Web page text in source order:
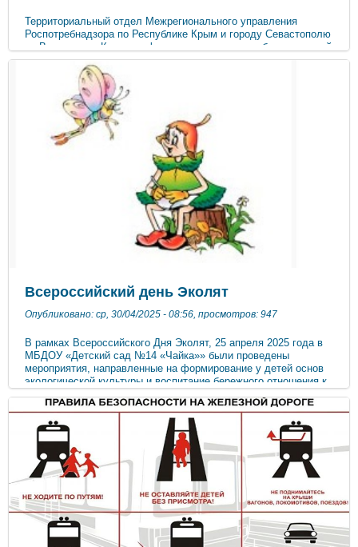
Территориальный отдел Межрегионального управления
Роспотребнадзора по Республике Крым и городу Севастополю
по Восточному Крыму информирует о начале работы «горячей
линии» по профилактике клещевого энцефалита и инфекций,
передающихся клещами. Тематическое консультирование на
такие вопросы как: что делать и куда обращаться если
произошло присасывание клеща; куда обращаться в случае
положительного результат на энцефалит при исследовании
клеща; какие основные признаки болезни; где и как можно
сделать прививку от клещевого вирусного энцефалита; будет
проводиться специалистами территориального отдела
Межрегионального управления Роспотребнадзора по
Республике Крым и городу Севастополю по Восточному
Крыму по телефону +7 (978) 919-11-40 Период работы
«горячей линии» с 28 апреля по 11 мая 2025 с 09:00 до 17:00
(обеденный перерыв с 13.00-13.45)
Всероссийский день Эколят
Опубликовано: ср, 30/04/2025 - 08:56, просмотров: 947
В рамках Всероссийского Дня Эколят, 25 апреля 2025 года в
МБДОУ «Детский сад №14 «Чайка»» были проведены
мероприятия, направленные на формирование у детей основ
экологической культуры и воспитание бережного отношения к
природе. В подготовительных группах прошли
познавательные занятия и беседы о Всемирном Дне Земли,
дидактическая игра «Сортируем мусор». В старших группах
проведен конкурс плакатов «Эколята сохраняют природу». В
младших группах прошли прогулки и экскурсии по территории
детского сада с наблюдениями за весенней природой. ​​​​​​​ ​​​​​​​ ​​​​​​​ ​​​​​​​